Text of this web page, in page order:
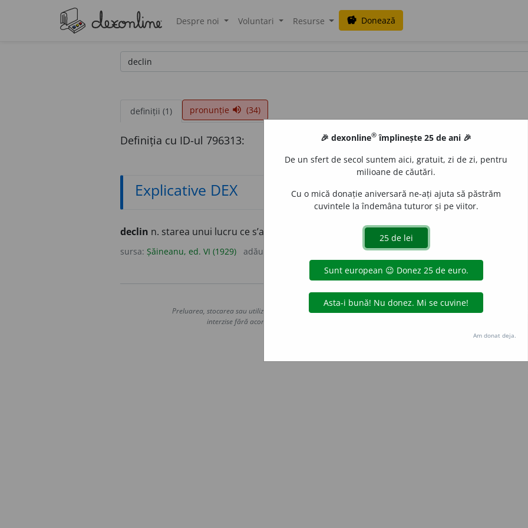
Despre noi Voluntari Resurse savings Donează
definiții (1) pronunție volume_up (34)
Definiția cu ID-ul 796313:
Explicative DEX
declin n. starea unui lucru ce s’apropie de sfârșit: declinul vieții.
sursa: Șăineanu, ed. VI (1929) adăugată de
Copyright © 2004-2026 dexonline (https://dexonline.ro)
Preluarea, stocarea sau utilizarea datelor de pe acest site, inclusiv prin orice metode de extragere automată
interzise fără acordul nostru prealabil scris, cu excepția seturilor de date oferite oficial spre utilizare
Hosterion
🎉 dexonline® împlinește 25 de ani 🎉
De un sfert de secol suntem aici, gratuit, zi de zi, pentru
milioane de căutări.
Cu o mică donație aniversară ne-ați ajuta să păstrăm
cuvintele la îndemâna tuturor și pe viitor.
Am donat deja.